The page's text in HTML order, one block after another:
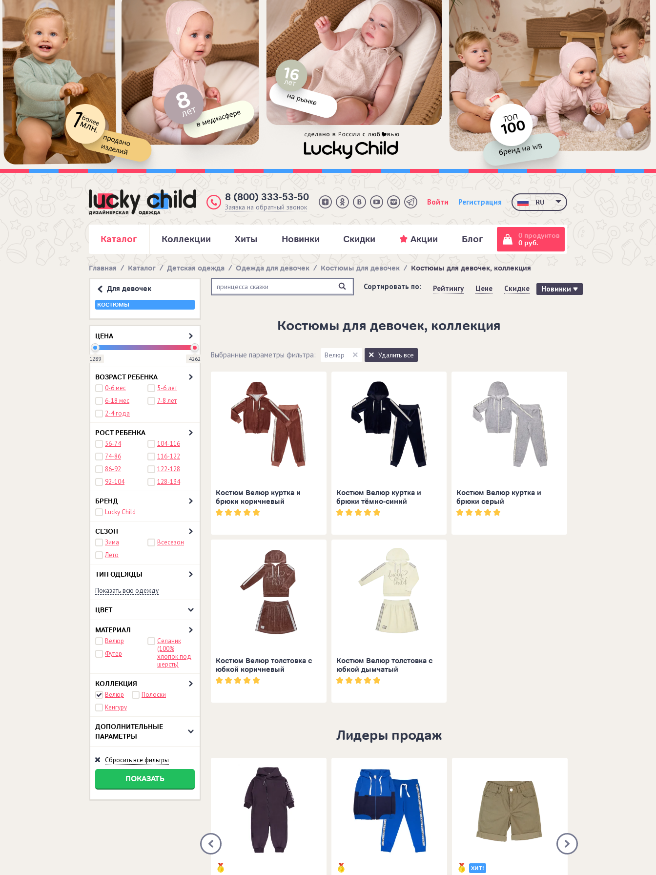
8 (800) 333-53-50
Заявка на обратный звонок
Войти Регистрация RU
Каталог Коллекции Хиты Новинки Скидки Акции Блог
0 продуктов
0 руб.
Главная / Каталог / Детская одежда / Одежда для девочек / Костюмы для девочек / Костюмы для девочек, коллекция
Для девочек
КОСТЮМЫ
ЦЕНА
1289 4262
ВОЗРАСТ РЕБЕНКА
0-6 мес
6-18 мес
2-4 года
5-6 лет
7-8 лет
РОСТ РЕБЕНКА
56-74
74-86
86-92
92-104
104-116
116-122
122-128
128-134
БРЕНД
Lucky Child
СЕЗОН
Зима
Лето
Всесезон
ТИП ОДЕЖДЫ
Показать всю одежду
ЦВЕТ
МАТЕРИАЛ
Велюр
Футер
Селаник
(100%
хлопок под
шерсть)
КОЛЛЕКЦИЯ
Велюр
Кенгуру
Полоски
ДОПОЛНИТЕЛЬНЫЕ
ПАРАМЕТРЫ
Сбросить все фильтры
ПОКАЗАТЬ
Сортировать по: Рейтингу Цене Скидке Новинки
Костюмы для девочек, коллекция
Выбранные параметры фильтра: Велюр Удалить все
Костюм Велюр куртка и
брюки коричневый
Костюм Велюр куртка и
брюки тёмно-синий
Костюм Велюр куртка и
брюки серый
Костюм Велюр толстовка с
юбкой коричневый
Костюм Велюр толстовка с
юбкой дымчатый
Лидеры продаж
ХИТ!